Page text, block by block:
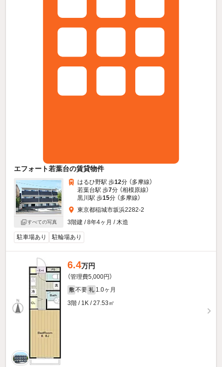
エフォート若葉台の賃貸物件
すべての写真
はるひ野駅 歩12分 （多摩線）
若葉台駅 歩7分 （相模原線）
黒川駅 歩15分 （多摩線）
東京都稲城市坂浜2282-2
3階建 / 8年4ヶ月 / 木造
駐車場あり 駐輪場あり
6.4万円
（管理費5,000円）
敷 不要 礼 1.0ヶ月
3階 / 1K / 27.53㎡